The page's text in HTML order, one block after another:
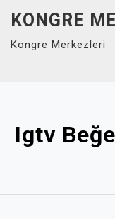
content
KONGRE
Kongre Merkezleri
Igtv